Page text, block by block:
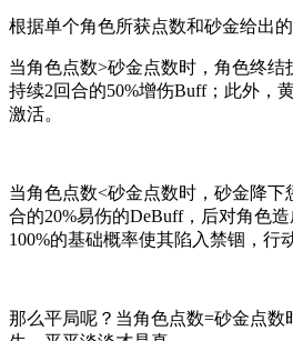
根据单个角色所获点数和砂金给出的
当角色点数>砂金点数时 ，角色终
持续2回合的50%增伤Buff；此外，
激活。
当角色点数<砂金点数时 ，砂金降下
合的20%易伤的DeBuff，后对角色
100%的基础概率使其陷入禁锢， 行
那么平局呢？ 当角色点数=砂金点数